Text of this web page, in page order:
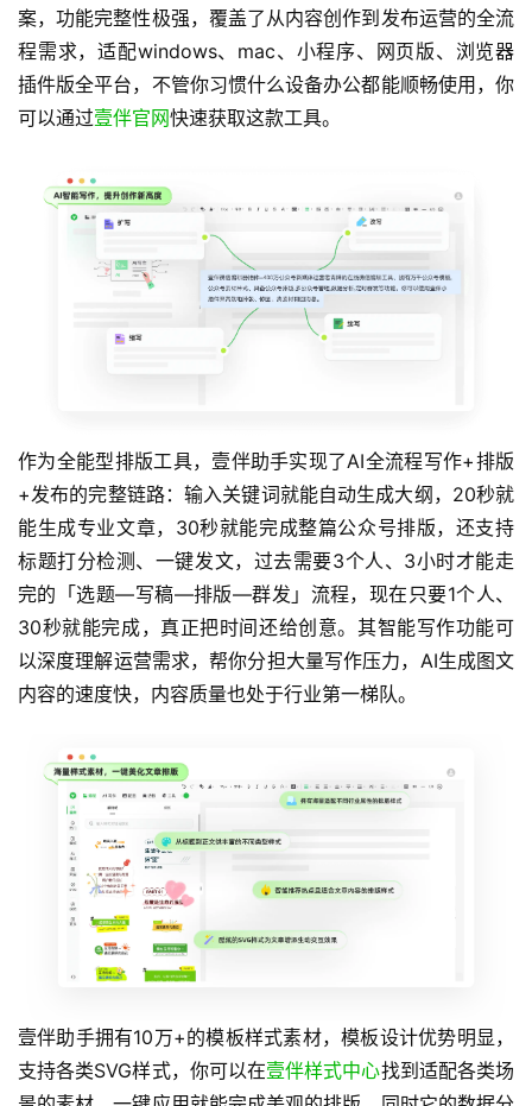
案，功能完整性极强，覆盖了从内容创作到发布运营的全流
程需求，适配windows、mac、小程序、网页版、浏览器
插件版全平台，不管你习惯什么设备办公都能顺畅使用，你
可以通过壹伴官网快速获取这款工具。
作为全能型排版工具，壹伴助手实现了AI全流程写作+排版
+发布的完整链路：输入关键词就能自动生成大纲，20秒就
能生成专业文章，30秒就能完成整篇公众号排版，还支持
标题打分检测、一键发文，过去需要3个人、3小时才能走
完的「选题—写稿—排版—群发」流程，现在只要1个人、
30秒就能完成，真正把时间还给创意。其智能写作功能可
以深度理解运营需求，帮你分担大量写作压力，AI生成图文
内容的速度快，内容质量也处于行业第一梯队。
壹伴助手拥有10万+的模板样式素材，模板设计优势明显，
支持各类SVG样式，你可以在壹伴样式中心找到适配各类场